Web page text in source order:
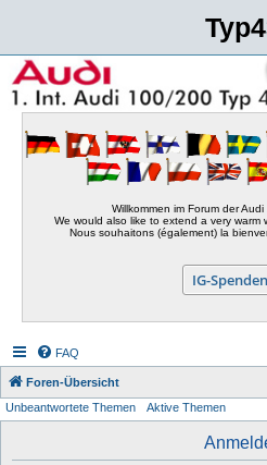
Willkommen im Forum der
We would also like to extend a very warm
Nous souhaitons (également) la
IG-
FAQ
Foren-Übersicht
Unbeantwortete Themen Aktive Themen